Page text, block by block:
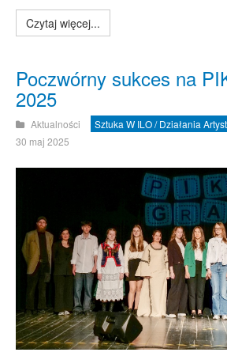
Czytaj więcej...
Poczwórny sukces na
2025
Aktualności
Sztuka W ILO / Działania
30 maj 2025